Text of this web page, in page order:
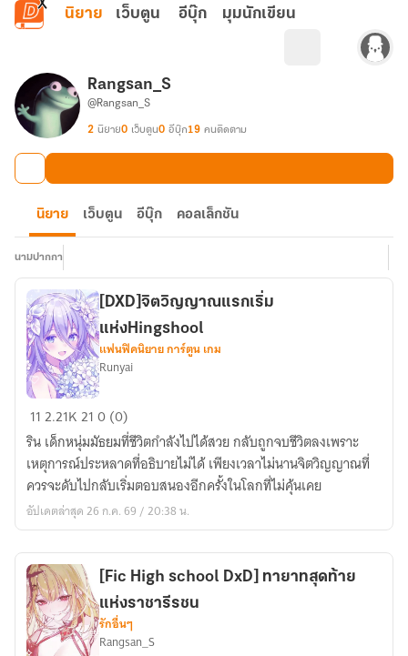
ข้ามไปยังเนื้อหาหลัก
นิยาย เว็บตูน อีบุ๊ก มุมนักเขียน
Rangsan_S
@Rangsan_S
2 นิยาย0 เว็บตูน0 อีบุ๊ก19 คนติดตาม
นิยาย เว็บตูน อีบุ๊ก คอลเล็กชัน
นามปากกา
[DXD]จิต
วิญญาณ
แรก
เริ่ม
แห่งHingshool
[DXD]จิตวิญญาณแรกเริ่ม
แห่งHingshool
แฟนฟิคนิยาย การ์ตูน เกม
Runyai
112.21K210 (0)
ริน เด็กหนุ่มมัธยมที่ชีวิตกำลังไปได้สวย กลับถูกจบชีวิตลงเพราะ
เหตุการณ์ประหลาดที่อธิบายไม่ได้ เพียงเวลาไม่นานจิตวิญญาณที่
ควรจะดับไปกลับเริ่มตอบสนองอีกครั้งในโลกที่ไม่คุ้นเคย
อัปเดตล่าสุด 26 ก.ค. 69 / 20:38 น.
[Fic High school DxD] ทายาทสุดท้าย
แห่งราชารีรชน
รักอื่นๆ
Rangsan_S